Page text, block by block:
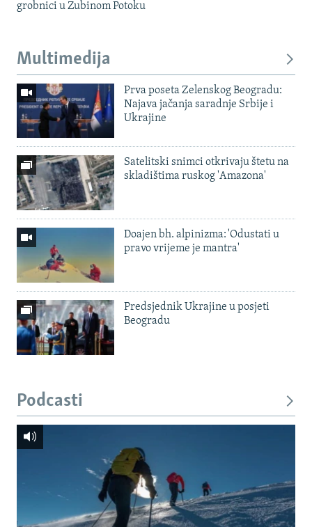
grobnici u Zubinom Potoku
Multimedija
Prva poseta Zelenskog Beogradu:
Najava jačanja saradnje Srbije i
Ukrajine
Satelitski snimci otkrivaju štetu na
skladištima ruskog 'Amazona'
Doajen bh. alpinizma: 'Odustati u
pravo vrijeme je mantra'
Predsjednik Ukrajine u posjeti
Beogradu
Podcasti